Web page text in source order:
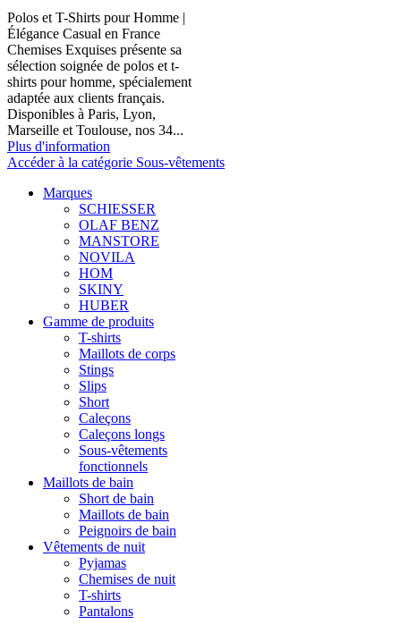
Polos et T-Shirts pour Homme |
Élégance Casual en France
Chemises Exquises présente sa
sélection soignée de polos et t-
shirts pour homme, spécialement
adaptée aux clients français.
Disponibles à Paris, Lyon,
Marseille et Toulouse, nos 34...
Plus d'information
Accéder à la catégorie Sous-vêtements
Marques
SCHIESSER
OLAF BENZ
MANSTORE
NOVILA
HOM
SKINY
HUBER
Gamme de produits
T-shirts
Maillots de corps
Stings
Slips
Short
Caleçons
Caleçons longs
Sous-vêtements
fonctionnels
Maillots de bain
Short de bain
Maillots de bain
Peignoirs de bain
Vêtements de nuit
Pyjamas
Chemises de nuit
T-shirts
Pantalons